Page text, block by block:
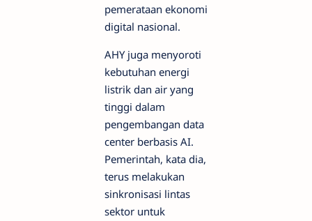
pemerataan ekonomi
digital nasional.
AHY juga menyoroti
kebutuhan energi
listrik dan air yang
tinggi dalam
pengembangan data
center berbasis AI.
Pemerintah, kata dia,
terus melakukan
sinkronisasi lintas
sektor untuk